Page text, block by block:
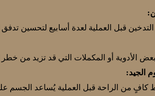
قبل العملية لعدة أسابيع لتحسين
الأدوية أو المكملات التي قد تزيد من خطر
الجيد:
من الراحة قبل العملية يُساعد الجسم